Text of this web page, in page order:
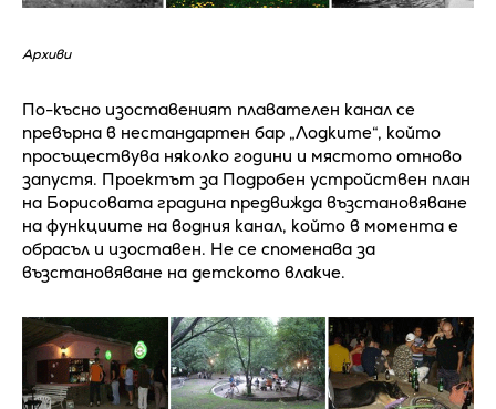
Архиви
По-късно изоставеният плавателен канал се
превърна в нестандартен бар „Лодките“, който
просъществува няколко години и мястото отново
запустя. Проектът за Подробен устройствен план
на Борисовата градина предвижда възстановяване
на функциите на водния канал, който в момента е
обрасъл и изоставен. Не се споменава за
възстановяване на детското влакче.